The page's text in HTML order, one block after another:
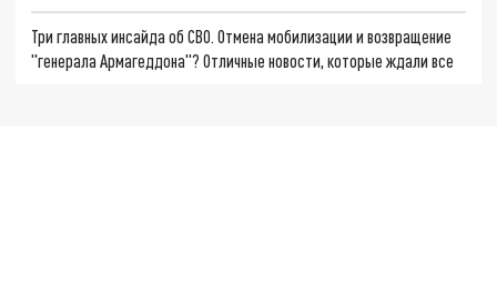
Три главных инсайда об СВО. Отмена мобилизации и возвращение
"генерала Армагеддона"? Отличные новости, которые ждали все